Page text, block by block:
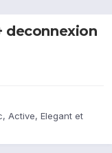
deconnexion
Active, Elegant et